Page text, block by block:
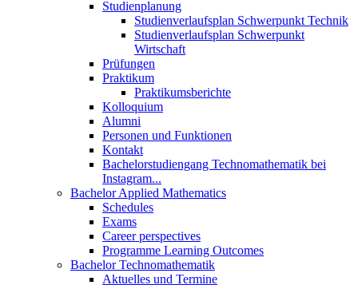
Studienplanung
Studienverlaufsplan Schwerpunkt Technik
Studienverlaufsplan Schwerpunkt
Wirtschaft
Prüfungen
Praktikum
Praktikumsberichte
Kolloquium
Alumni
Personen und Funktionen
Kontakt
Bachelorstudiengang Technomathematik bei
Instagram...
Bachelor Applied Mathematics
Schedules
Exams
Career perspectives
Programme Learning Outcomes
Bachelor Technomathematik
Aktuelles und Termine